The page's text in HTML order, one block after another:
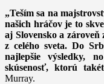
„Teším sa na
našich hráčov je to
aj Slovensko a
z celého sveta. Do
najlepšie výsledky,
skúsenosť, ktorú
Murray.